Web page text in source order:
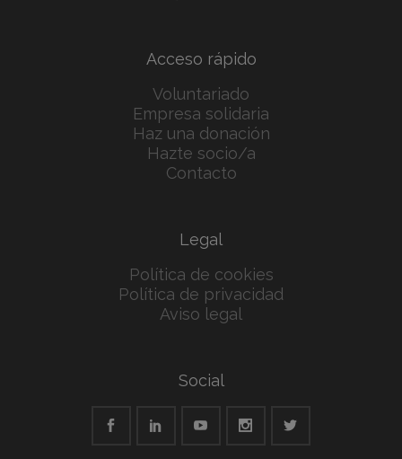
Acceso rápido
Voluntariado
Empresa solidaria
Haz una donación
Hazte socio/a
Contacto
Legal
Política de cookies
Política de privacidad
Aviso legal
Social